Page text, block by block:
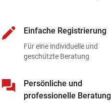
Einfache Registrierung
Für eine individuelle und
geschützte Beratung
Persönliche und
professionelle Beratung